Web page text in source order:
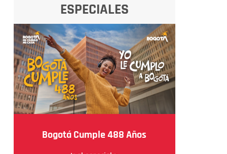
ESPECIALES
Bogotá Cumple 488 Años